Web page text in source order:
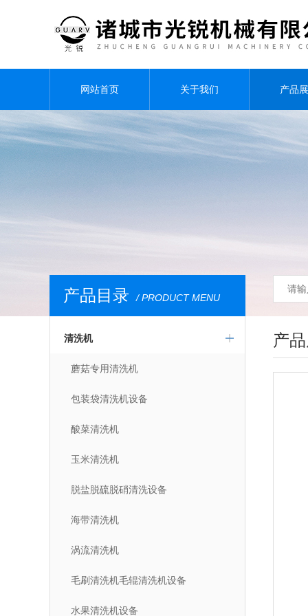
网站首页 关于我们 产品
产品目录 / PRODUCT MENU
清洗机
蘑菇专用清洗机
包装袋清洗机设备
酸菜清洗机
玉米清洗机
脱盐脱硫脱硝清洗设备
海带清洗机
涡流清洗机
毛刷清洗机毛辊清洗机设备
水果清洗机设备
产